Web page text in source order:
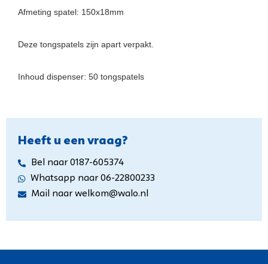
Afmeting spatel: 150x18mm
Deze tongspatels zijn apart verpakt.
Inhoud dispenser: 50 tongspatels
Heeft u een vraag?
Bel naar 0187-605374
Whatsapp naar 06-22800233
Mail naar welkom@walo.nl